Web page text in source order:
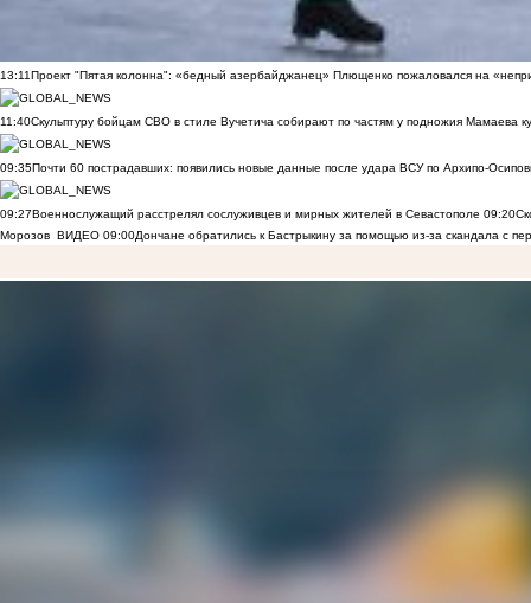
13:11Проект "Пятая колонна": «бедный азербайджанец» Плющенко пожаловался на
11:40Скульптуру бойцам СВО в стиле Вучетича собирают по частям у подножия Мамаева
09:35Почти 60 пострадавших: появились новые данные после удара ВСУ по Архипо-
09:27Военнослужащий расстрелял сослуживцев и мирных жителей в Севастополе 09:20
Морозов
ВИДЕО 09:00Дончане обратились к Бастрыкину за помощью из-за скандала с